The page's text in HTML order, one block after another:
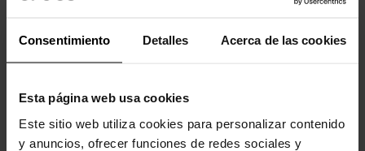
Consentimiento Detalles Acerca de las cookies
Esta página web usa cookies
Este sitio web utiliza cookies para personalizar contenido
y anuncios, ofrecer funciones de redes sociales y
produto também compraram: